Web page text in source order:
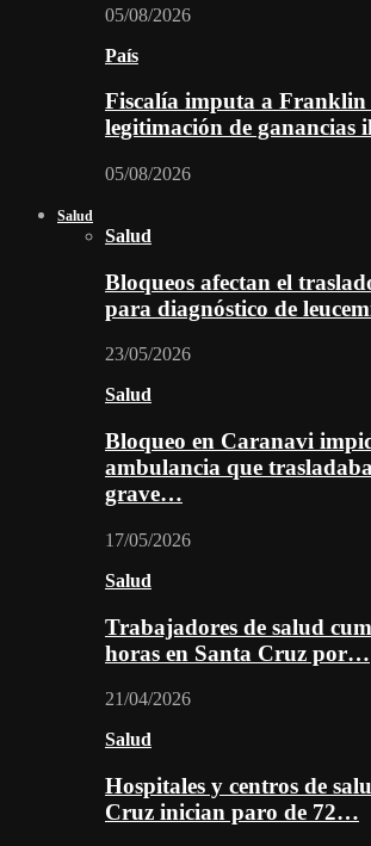
05/08/2026
País
Fiscalía imputa a Franklin
legitimación de ganancias
05/08/2026
Salud
Salud
Bloqueos afectan el
para diagnóstico de
23/05/2026
Salud
Bloqueo en Caranavi
ambulancia que
grave…
17/05/2026
Salud
Trabajadores de salud
horas en Santa Cruz por…
21/04/2026
Salud
Hospitales y centros de
Cruz inician paro de 72…